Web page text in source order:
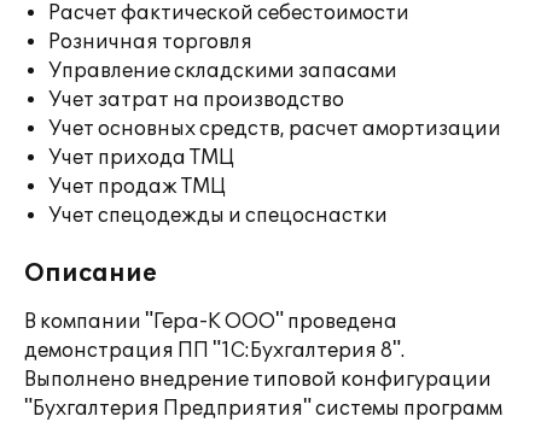
Расчет фактической себестоимости
Розничная торговля
Управление складскими запасами
Учет затрат на производство
Учет основных средств, расчет амортизации
Учет прихода ТМЦ
Учет продаж ТМЦ
Учет спецодежды и спецоснастки
Описание
В компании "Гера-К ООО" проведена
демонстрация ПП "1С:Бухгалтерия 8".
Выполнено внедрение типовой конфигурации
"Бухгалтерия Предприятия" системы программ